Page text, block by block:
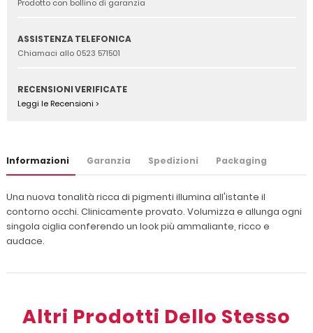
Prodotto con bollino di garanzia
ASSISTENZA TELEFONICA
Chiamaci allo 0523 571501
RECENSIONI VERIFICATE
Leggi le Recensioni >
Informazioni Garanzia Spedizioni Packaging
Una nuova tonalità ricca di pigmenti illumina all'istante il
contorno occhi. Clinicamente provato. Volumizza e allunga ogni
singola ciglia conferendo un look più ammaliante, ricco e
audace.
Altri Prodotti Dello Stesso